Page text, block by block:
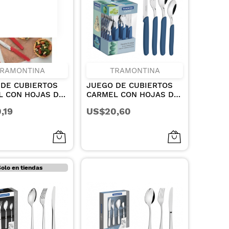
CUBIERTOS
CON HOJAS DE
MEDIANOS DE
TRAMONTINA
JUEGO DE CUBIERTOS
CARMEL CON HOJAS DE
MANGOS DE
TURQUESA OSCURO 24
US$20,60
en tiendas